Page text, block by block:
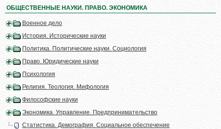
ОБЩЕСТВЕННЫЕ НАУКИ. ПРАВО. ЭКОНОМИКА
Военное дело
История. Исторические науки
Политика. Политические науки. Социология
Право. Юридические науки
Психология
Религия. Теология. Мифология
Философские науки
Экономика. Управление. Предпринимательство
Статистика. Демография. Социальное обеспечение